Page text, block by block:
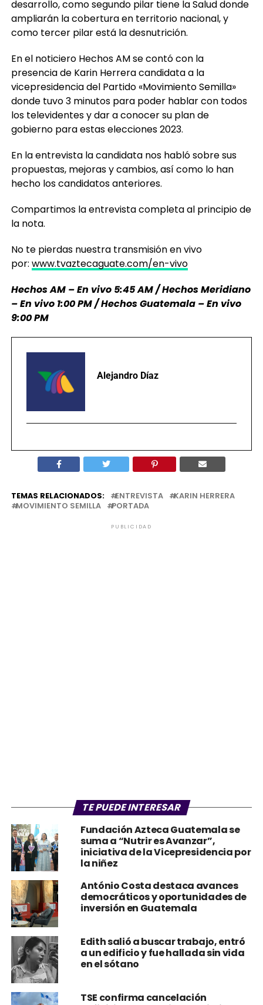
desarrollo, como segundo pilar tiene la Salud donde
ampliarán la cobertura en territorio nacional, y
como tercer pilar está la desnutrición.
En el noticiero Hechos AM se contó con la
presencia de Karin Herrera candidata a la
vicepresidencia del Partido «Movimiento Semilla»
donde tuvo 3 minutos para poder hablar con todos
los televidentes y dar a conocer su plan de
gobierno para estas elecciones 2023.
En la entrevista la candidata nos habló sobre sus
propuestas, mejoras y cambios, así como lo han
hecho los candidatos anteriores.
Compartimos la entrevista completa al principio de
la nota.
No te pierdas nuestra transmisión en vivo
por: www.tvaztecaguate.com/en-vivo
Hechos AM – En vivo 5:45 AM / Hechos Meridiano
– En vivo 1:00 PM / Hechos Guatemala – En vivo
9:00 PM
Alejandro Díaz
TEMAS RELACIONADOS: ENTREVISTA
KARIN HERRERA
MOVIMIENTO SEMILLA
PORTADA
PUBLICIDAD
TE PUEDE INTERESAR
Fundación Azteca Guatemala se
suma a “Nutrir es Avanzar”,
iniciativa de la Vicepresidencia por
la niñez
António Costa destaca avances
democráticos y oportunidades de
inversión en Guatemala
Edith salió a buscar trabajo, entró
a un edificio y fue hallada sin vida
en el sótano
TSE confirma cancelación